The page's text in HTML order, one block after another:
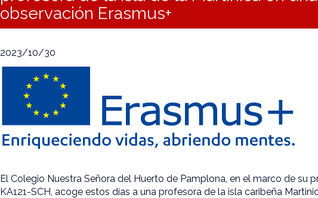
observación Erasmus+
2023/10/30
El Colegio Nuestra Señora del Huerto de Pamplona, en el marco de su
KA121-SCH, acoge estos días a una profesora de la isla caribeña